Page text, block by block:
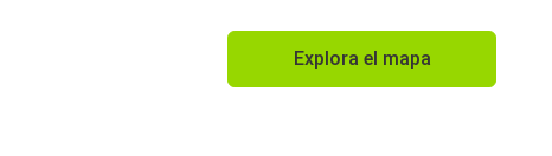
Explora el mapa